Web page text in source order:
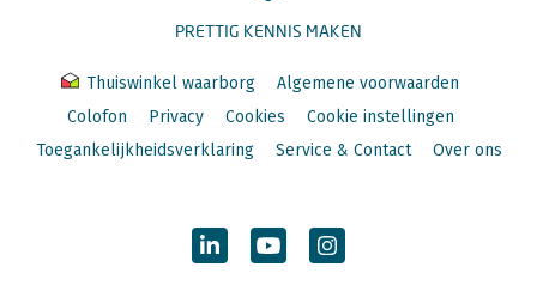
PRETTIG KENNIS MAKEN
Thuiswinkel waarborg
Algemene voorwaarden
Colofon
Privacy Cookies
Cookie instellingen
Toegankelijkheidsverklaring
Service & Contact Over ons